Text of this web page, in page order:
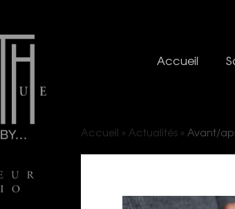
Accueil
Accueil » Actualités » Avant/